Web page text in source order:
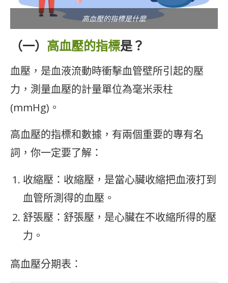
高血壓的指標是什麼
（一） 高血壓的指標是？
血壓，是血液流動時衝擊血管壁所引起的壓
力，測量血壓的計量單位為毫米汞柱
(mmHg)。
高血壓的指標和數據，有兩個重要的專有名
詞，你一定要了解：
收縮壓：收縮壓，是當心臟收縮把血液打到
血管所測得的血壓。
舒張壓：舒張壓，是心臟在不收縮所得的壓
力。
高血壓分期表：